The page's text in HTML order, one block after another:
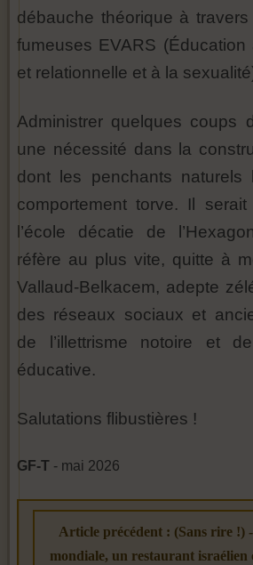
débauche théorique à
fumeuses EVARS
et relationnelle et à la
Administrer quelques coups
une nécessité dans la
dont les penchants naturels
comportement torve. Il
l’école décatie de
réfère au plus vite, quitte à
Vallaud-Belkacem, adepte
des réseaux sociaux et
de l’illettrisme notoire et de
éducative.
Salutations flibustières !
GF-T - mai 2026
Article précédent : (Sans rire !)
mondiale, un restaurant israélien